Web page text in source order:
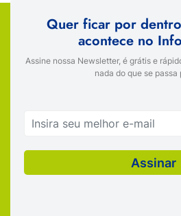
Quer ficar por
acontece no
Assine nossa Newsletter, é grátis e
nada do que se passa